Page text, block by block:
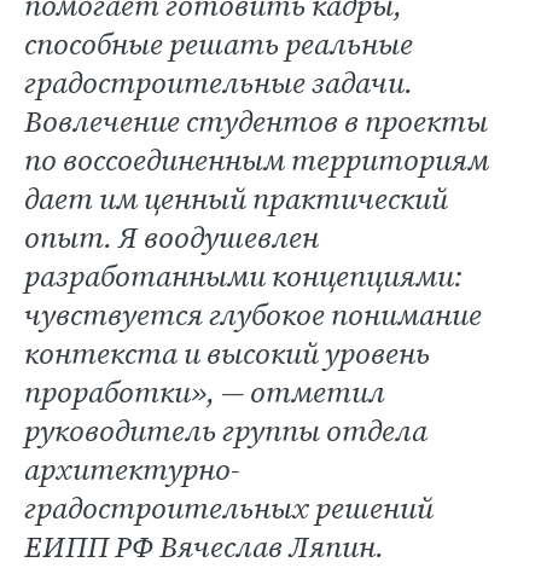
способные решать реальные
градостроительные задачи.
Вовлечение студентов в проекты
по воссоединенным территориям
дает им ценный практический
опыт. Я воодушевлен
разработанными концепциями:
чувствуется глубокое понимание
контекста и высокий уровень
проработки», — отметил
руководитель группы отдела
архитектурно-
градостроительных решений
ЕИПП РФ Вячеслав Ляпин.